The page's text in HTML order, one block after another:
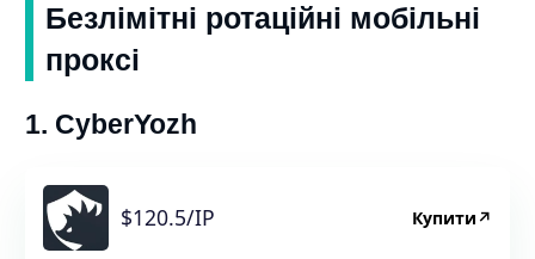
Безлімітні ротаційні мобільні
проксі
1. CyberYozh
$120.5/IP Купити ↗